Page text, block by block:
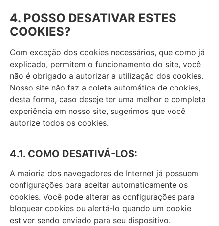
4. POSSO DESATIVAR ESTES
COOKIES?
Com exceção dos cookies necessários, que como já
explicado, permitem o funcionamento do site, você
não é obrigado a autorizar a utilização dos cookies.
Nosso site não faz a coleta automática de cookies,
desta forma, caso deseje ter uma melhor e completa
experiência em nosso site, sugerimos que você
autorize todos os cookies.
4.1. COMO DESATIVÁ-LOS:
A maioria dos navegadores de Internet já possuem
configurações para aceitar automaticamente os
cookies. Você pode alterar as configurações para
bloquear cookies ou alertá-lo quando um cookie
estiver sendo enviado para seu dispositivo.